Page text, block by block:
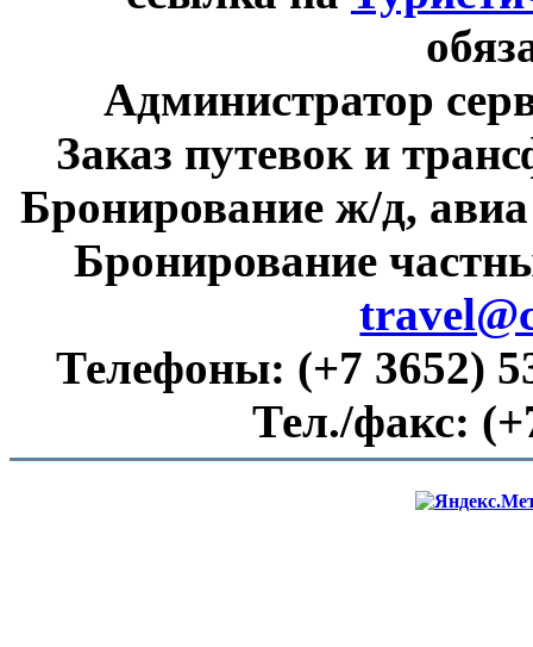
Администратор
Заказ путевок и
Бронирование ж/д,
Бронирование
Телефоны: (+7 3652)
Тел./факс: